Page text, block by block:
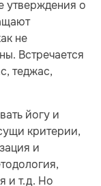
утверждения о
не
Встречается
теджас,
йогу и
критерии,
и
и т.д. Но